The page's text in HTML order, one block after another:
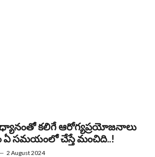
ధ్యానంతో కలిగే ఆరోగ్యప్రయోజనాలు
ఏ సమయంలో చేస్తే మంచిది..!
— 2 August 2024